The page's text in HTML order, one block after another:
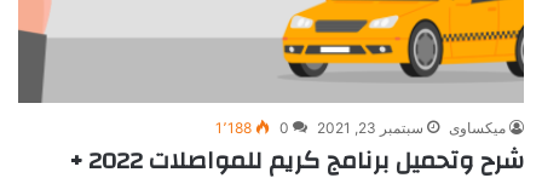
ميكساوى سبتمبر 23, 2021 0 1٬188
شرح وتحميل برنامج كريم للمواصلات 2022 +